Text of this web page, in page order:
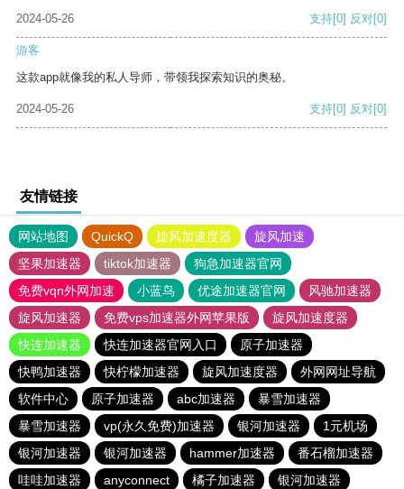
2024-05-26 支持[0] 反对[0]
游客
这款app就像我的私人导师，带领我探索知识的奥秘。
2024-05-26 支持[0] 反对[0]
友情链接
网站地图 QuickQ 旋风加速度器
旋风加速
坚果加速器
tiktok加速器
狗急加速器官网
免费vqn外网加速
小蓝鸟 优途加速器官网
风驰加速器
旋风加速器
免费vps加速器外网苹果版
旋风加速度器
快连加速器
快连加速器官网入口
原子加速器
快鸭加速器
快柠檬加速器 旋风加速度器
外网网址导航
软件中心
原子加速器 abc加速器
暴雪加速器
暴雪加速器
vp(永久免费)加速器 银河加速器
1元机场
银河加速器
银河加速器 hammer加速器
番石榴加速器
哇哇加速器
anyconnect 橘子加速器
银河加速器